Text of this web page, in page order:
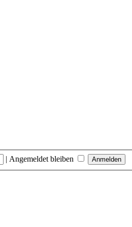
| Angemeldet bleiben